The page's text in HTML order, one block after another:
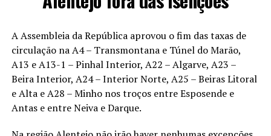
A Assembleia da República aprovou o fim das taxas de
circulação na A4 – Transmontana e Túnel do Marão,
A13 e A13-1 – Pinhal Interior, A22 – Algarve, A23 –
Beira Interior, A24 – Interior Norte, A25 – Beiras Litoral
e Alta e A28 – Minho nos troços entre Esposende e
Antas e entre Neiva e Darque.